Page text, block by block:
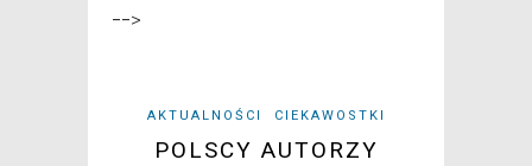
-->
AKTUALNOŚCI CIEKAWOSTKI
POLSCY AUTORZY